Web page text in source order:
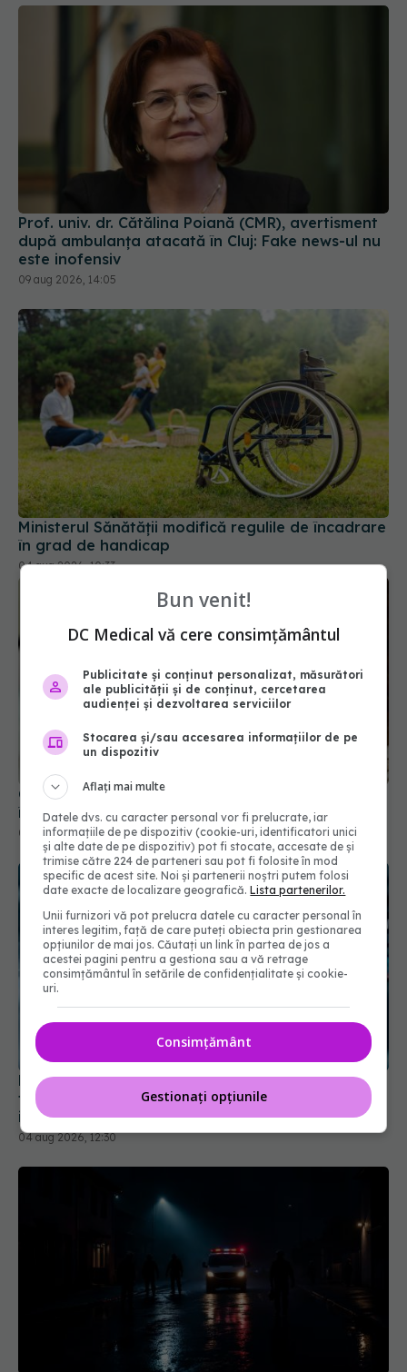
Prof. univ. dr. Cătălina Poiană (CMR), avertisment
după ambulanța atacată în Cluj: Fake news-ul nu
este inofensiv
09 aug 2026, 14:05
Ministerul Sănătății modifică regulile de încadrare
în grad de handicap
04 aug 2026, 10:33
Greșeala periculoasă făcută de bolnavii de rinichi
în timpul caniculei
09 aug 2026, 16:00
Pacienții ar putea avea acces mai rapid la
tratamente. UNIFARM anunță un parteneriat
important
04 aug 2026, 12:30
Caz șocant la Cluj. Echipaj de ambulanță atacat
în timpul unei misiuni în Cluj. Șoferul a ajuns la
operație.
Bun venit!
DC Medical vă cere consimțământul
Publicitate și conținut personalizat, măsurători
ale publicității și de conținut, cercetarea
audienței și dezvoltarea serviciilor
Stocarea și/sau accesarea informațiilor de pe
un dispozitiv
Aflați mai multe
Datele dvs. cu caracter personal vor fi prelucrate, iar
informațiile de pe dispozitiv (cookie-uri, identificatori unici
și alte date de pe dispozitiv) pot fi stocate, accesate de și
trimise către 224 de parteneri sau pot fi folosite în mod
specific de acest site. Noi și partenerii noștri putem folosi
date exacte de localizare geografică.Lista partenerilor.
Unii furnizori vă pot prelucra datele cu caracter personal în
interes legitim, față de care puteți obiecta prin gestionarea
opțiunilor de mai jos. Căutați un link în partea de jos a
acestei pagini pentru a gestiona sau a vă retrage
consimțământul în setările de confidențialitate și cookie-
uri.
Consimțământ
Gestionați opțiunile